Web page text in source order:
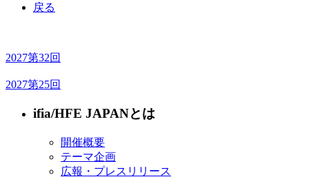
戻る
2027第32回
2027第25回
ifia/HFE JAPANとは
開催概要
テーマ企画
広報・プレスリリース